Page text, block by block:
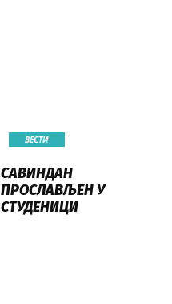
ВЕСТИ
САВИНДАН
ПРОСЛАВЉЕН У
СТУДЕНИЦИ